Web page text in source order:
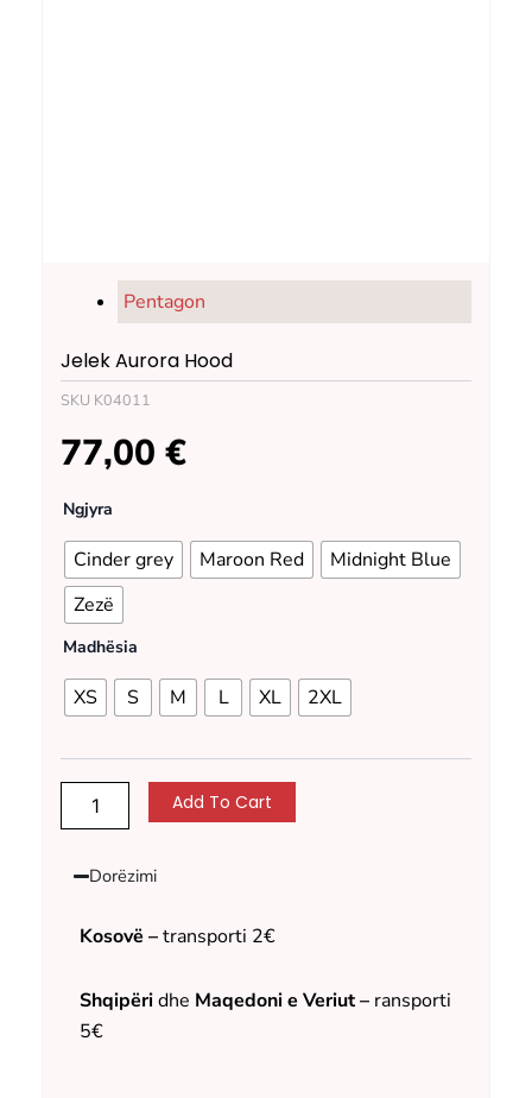
Pentagon
Jelek Aurora Hood
SKU K04011
77,00 €
Ngjyra
Cinder grey Maroon Red
Midnight Blue
Zezë
Madhësia
XS S M L XL 2XL
Jelek
Aurora
Hood
quantity
Add To Cart
Dorëzimi
Kosovë –transporti 2€
Shqipëridhe Maqedoni e Veriut – ransporti
5€